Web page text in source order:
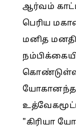
ஆர்வம்
பெரிய
மனித
"கிரியா